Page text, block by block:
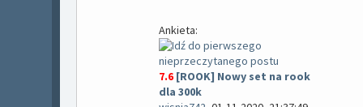
Ankieta:
7.6 [ROOK] Nowy set na rook
dla 300k